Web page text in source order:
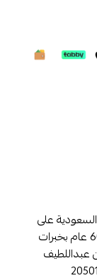
على
مستوى الخليج منذ عام 1960 اي اكثر من 60 عام بخبرات
عبداللطيف